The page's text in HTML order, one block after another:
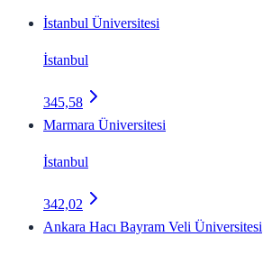
İstanbul Üniversitesi
İstanbul
345,58
Marmara Üniversitesi
İstanbul
342,02
Ankara Hacı Bayram Veli Üniversitesi